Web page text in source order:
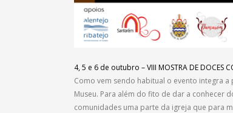
4, 5 e 6 de outubro – VIII MOSTRA DE DOCES
Como vem sendo habitual o evento integra
Museu. Para além do fito de dar a
comunidades uma parte da igreja que para